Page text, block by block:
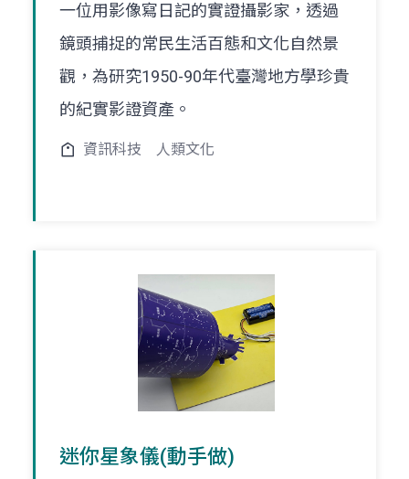
一位用影像寫日記的實證攝影家，透過
鏡頭捕捉的常民生活百態和文化自然景
觀，為研究1950-90年代臺灣地方學珍貴
的紀實影證資產。
資訊科技 人類文化
迷你星象儀(動手做)